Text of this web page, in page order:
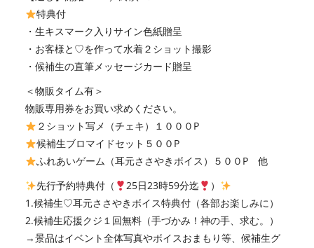
特典付
・生キスマーク入りサイン色紙贈呈
・お客様と♡を作って水着２ショット撮影
・候補生の直筆メッセージカード贈呈
＜物販タイム有＞
物販専用券をお買い求めください。
２ショット写メ（チェキ）１０００P
候補生ブロマイドセット５００P
ふれあいゲーム（耳元ささやきボイス）５００P 他
先行予約特典付（
25日23時59分迄
）
1.候補生♡耳元ささやきボイス特典付（各部お楽しみに）
2.候補生応援クジ１回無料（手づかみ！神の手、求む。）
→景品はイベント全体写真やボイスおまもり等、候補生グ